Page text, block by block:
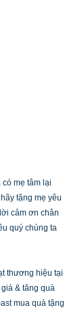
mẹ tâm lại
tặng mẹ yêu
cảm ơn chân
quý chúng ta
thương hiệu tại
& tăng quà
mua quà tặng